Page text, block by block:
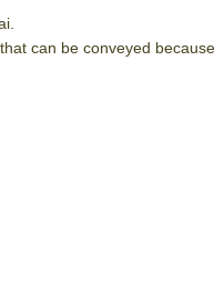
can be conveyed